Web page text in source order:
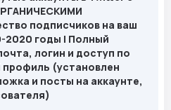
подписчиков на ваш
2020 годы | Полный
логин и доступ по
(установлен
и посты на аккаунте,